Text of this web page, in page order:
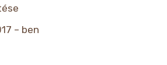
– ben